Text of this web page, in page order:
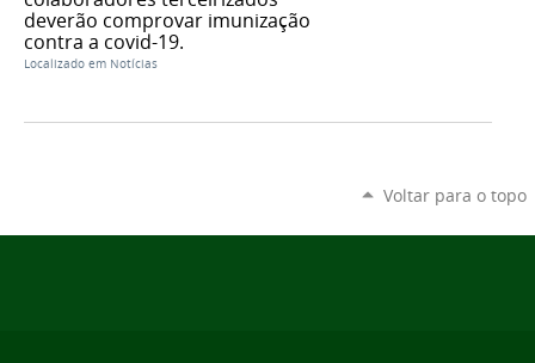
deverão comprovar imunização
contra a covid-19.
Localizado em Notícias
Voltar para o topo